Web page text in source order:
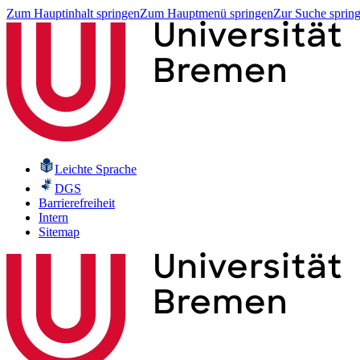
Zum Hauptinhalt springenZum Hauptmenü springenZur Suche
Leichte Sprache
DGS
Barrierefreiheit
Intern
Sitemap